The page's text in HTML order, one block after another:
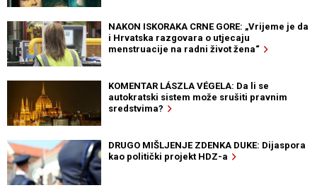
NAKON ISKORAKA CRNE GORE: „Vrijeme je da
i Hrvatska razgovara o utjecaju
menstruacije na radni život žena“
KOMENTAR LÁSZLA VÉGELA: Da li se
autokratski sistem može srušiti pravnim
sredstvima?
DRUGO MIŠLJENJE ZDENKA DUKE: Dijaspora
kao politički projekt HDZ-a